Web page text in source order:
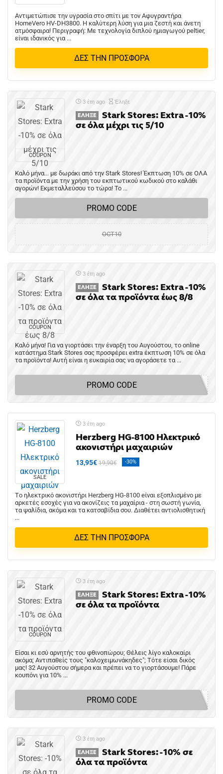
Αντιμετώπισε την υγρασία στο σπίτι με τον Αφυγραντήρα
HomeVero HV-DH3800. Η καλύτερη λύση για μια ζεστή και άνετη
ατμόσφαιρα! Περιγραφή: Με τεχνολογία διπλού ημιαγωγού peltier,
είναι ιδανικός για ...
ΔΕΣ ΤΗΝ ΠΡΟΣΦΟΡΑ
COUPON
3 έτη ago Έληξε
ΈΛΗΞΕ
Stark Stores: Extra -10%
σε όλα μέχρι τις 5/10
Καλό μήνα... με δωράκι από την Stark Stores! Έκπτωση 10% σε ΟΛΑ
τα προϊόντα με την χρήση του εκπτωτικού κωδικού στο καλάθι
αγορών! Εκμεταλλεύσου το τώρα! Το ...
PROMO CODE
OCT10
COUPON
3 έτη ago
ΈΛΗΞΕ
Stark Stores: Extra -10%
σε όλα τα προϊόντα έως 8/8
Καλό μήνα! Για να γιορτάσει την έναρξη του Αυγούστου, το online
κατάστημα Stark Stores σας προσφέρει extra έκπτωση 10% σε όλα
τα προϊόντα! Αυτή είναι η ευκαιρία σας να αγοράσετε τα ...
PROMO CODE
SALE
3 έτη ago
Herzberg HG-8100 Ηλεκτρικό
ακονιστήρι μαχαιριών
13,95€ 19,90€ -30%
Tο ηλεκτρικό ακονιστήρι Herzberg HG-8100 eίναι εξοπλισμένο με
αρκετές εσοχές για να ακονίζεις τα μαχαίρια - στη σωστή γωνία,
τα ψαλίδια, ακόμα και τα κατσαβίδια σου. Διαθέτει αντιολισθητική
...
ΔΕΣ ΤΗΝ ΠΡΟΣΦΟΡΑ
COUPON
3 έτη ago
ΈΛΗΞΕ
Stark Stores: Extra -10%
σε όλα τα προϊόντα
Είσαι κι εσύ αρνητής του φθινοπώρου; Θέλεις λίγο καλοκαίρι
ακόμα; Αντιπαθείς τους "καλοχειμωνάκηδες"; Τότε είσαι δικός
μας! 32 Αυγούστου σήμερα και πρέπει να το γιορτάσουμε! Πάρε
κουπόνι για 10% ...
PROMO CODE
3 έτη ago
ΈΛΗΞΕ
Stark Stores: -10% σε
όλα τα προϊόντα